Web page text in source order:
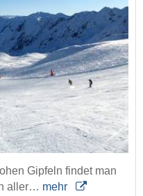
Gipfeln findet man
aller… mehr